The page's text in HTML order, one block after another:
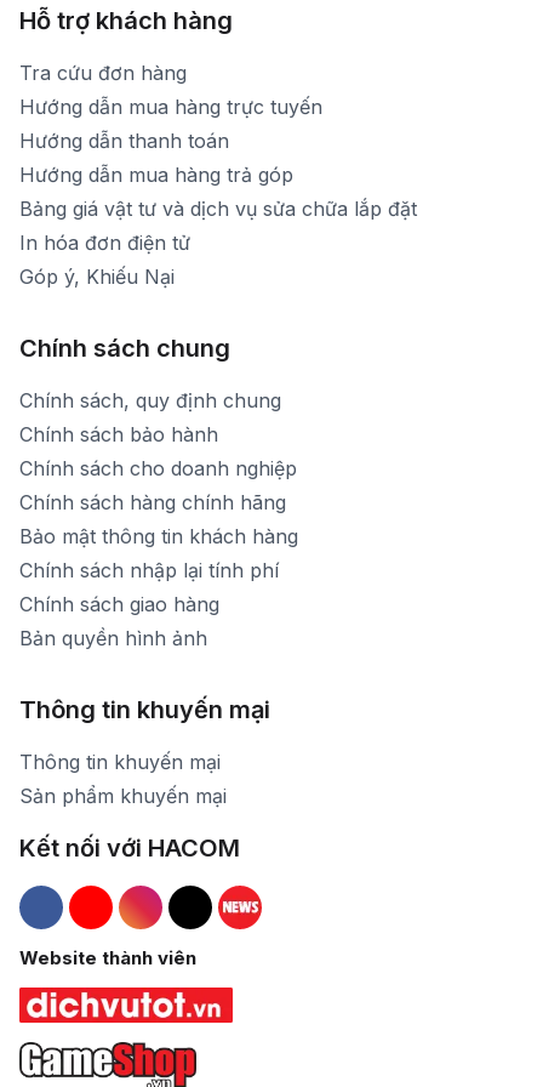
Hỗ trợ khách hàng
Tra cứu đơn hàng
Hướng dẫn mua hàng trực tuyến
Hướng dẫn thanh toán
Hướng dẫn mua hàng trả góp
Bảng giá vật tư và dịch vụ sửa chữa lắp đặt
In hóa đơn điện tử
Góp ý, Khiếu Nại
Chính sách chung
Chính sách, quy định chung
Chính sách bảo hành
Chính sách cho doanh nghiệp
Chính sách hàng chính hãng
Bảo mật thông tin khách hàng
Chính sách nhập lại tính phí
Chính sách giao hàng
Bản quyền hình ảnh
Thông tin khuyến mại
Thông tin khuyến mại
Sản phẩm khuyến mại
Kết nối với HACOM
Hacom Facebook
Hacom YouTube
Hacom Instagram
Hacom TikTok
Website thành viên